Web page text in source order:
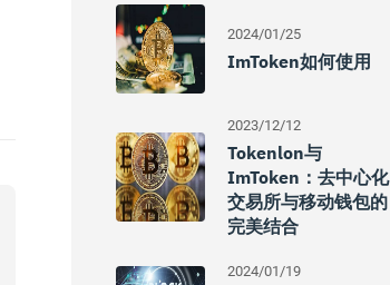
2024/01/25
ImToken如何使用
2023/12/12
Tokenlon与
ImToken：去中心化
交易所与移动钱包的
完美结合
2024/01/19